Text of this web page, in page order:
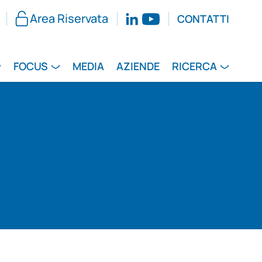
Area Riservata CONTATTI
FOCUS MEDIA AZIENDE RICERCA